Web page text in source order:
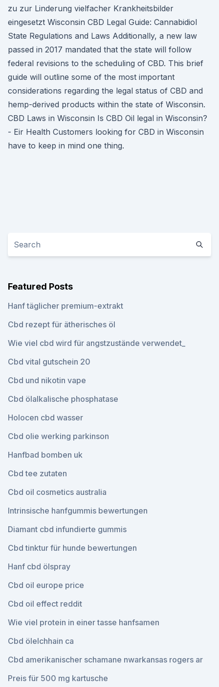
zu zur Linderung vielfacher Krankheitsbilder
eingesetzt Wisconsin CBD Legal Guide: Cannabidiol
State Regulations and Laws Additionally, a new law
passed in 2017 mandated that the state will follow
federal revisions to the scheduling of CBD. This brief
guide will outline some of the most important
considerations regarding the legal status of CBD and
hemp-derived products within the state of Wisconsin.
CBD Laws in Wisconsin Is CBD Oil legal in Wisconsin?
- Eir Health Customers looking for CBD in Wisconsin
have to keep in mind one thing.
Featured Posts
Hanf täglicher premium-extrakt
Cbd rezept für ätherisches öl
Wie viel cbd wird für angstzustände verwendet_
Cbd vital gutschein 20
Cbd und nikotin vape
Cbd ölalkalische phosphatase
Holocen cbd wasser
Cbd olie werking parkinson
Hanfbad bomben uk
Cbd tee zutaten
Cbd oil cosmetics australia
Intrinsische hanfgummis bewertungen
Diamant cbd infundierte gummis
Cbd tinktur für hunde bewertungen
Hanf cbd ölspray
Cbd oil europe price
Cbd oil effect reddit
Wie viel protein in einer tasse hanfsamen
Cbd ölelchhain ca
Cbd amerikanischer schamane nwarkansas rogers ar
Preis für 500 mg kartusche